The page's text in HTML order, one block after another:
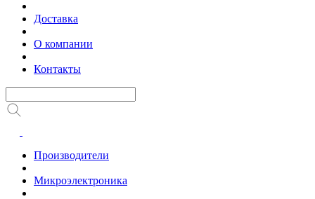
Доставка
О компании
Контакты
Производители
Микроэлектроника